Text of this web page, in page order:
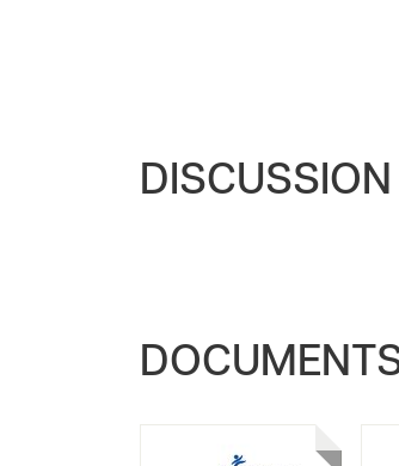
DISCUSSION